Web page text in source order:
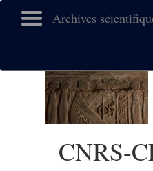
Archives
CNRS-